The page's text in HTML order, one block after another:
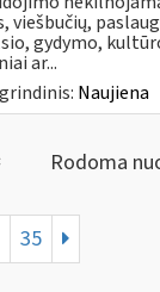
viešbučių,
gydymo,
ar...
Naujiena
Rodoma
35